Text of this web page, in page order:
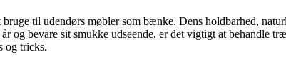
til udendørs møbler som bænke. Dens holdbarhed,
og bevare sit smukke udseende, er det vigtigt at
og tricks.